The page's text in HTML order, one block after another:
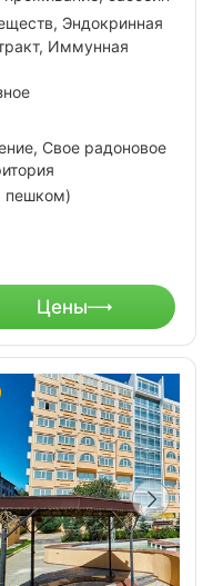
Эндокринная
Иммунная
Свое радоновое
пешком)
Цены